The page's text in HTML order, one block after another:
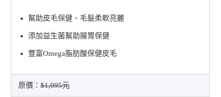
幫助皮毛保健、毛髮柔軟亮麗
添加益生菌幫助腸胃保健
豐富Omega脂肪酸保健皮毛
原價：$1,095元